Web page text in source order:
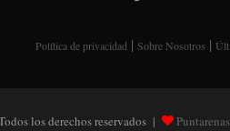
Política de privacidad | Sobre Nosotros |
los derechos reservados |